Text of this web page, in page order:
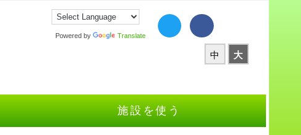
Powered by Translate
中 大
施設を使う